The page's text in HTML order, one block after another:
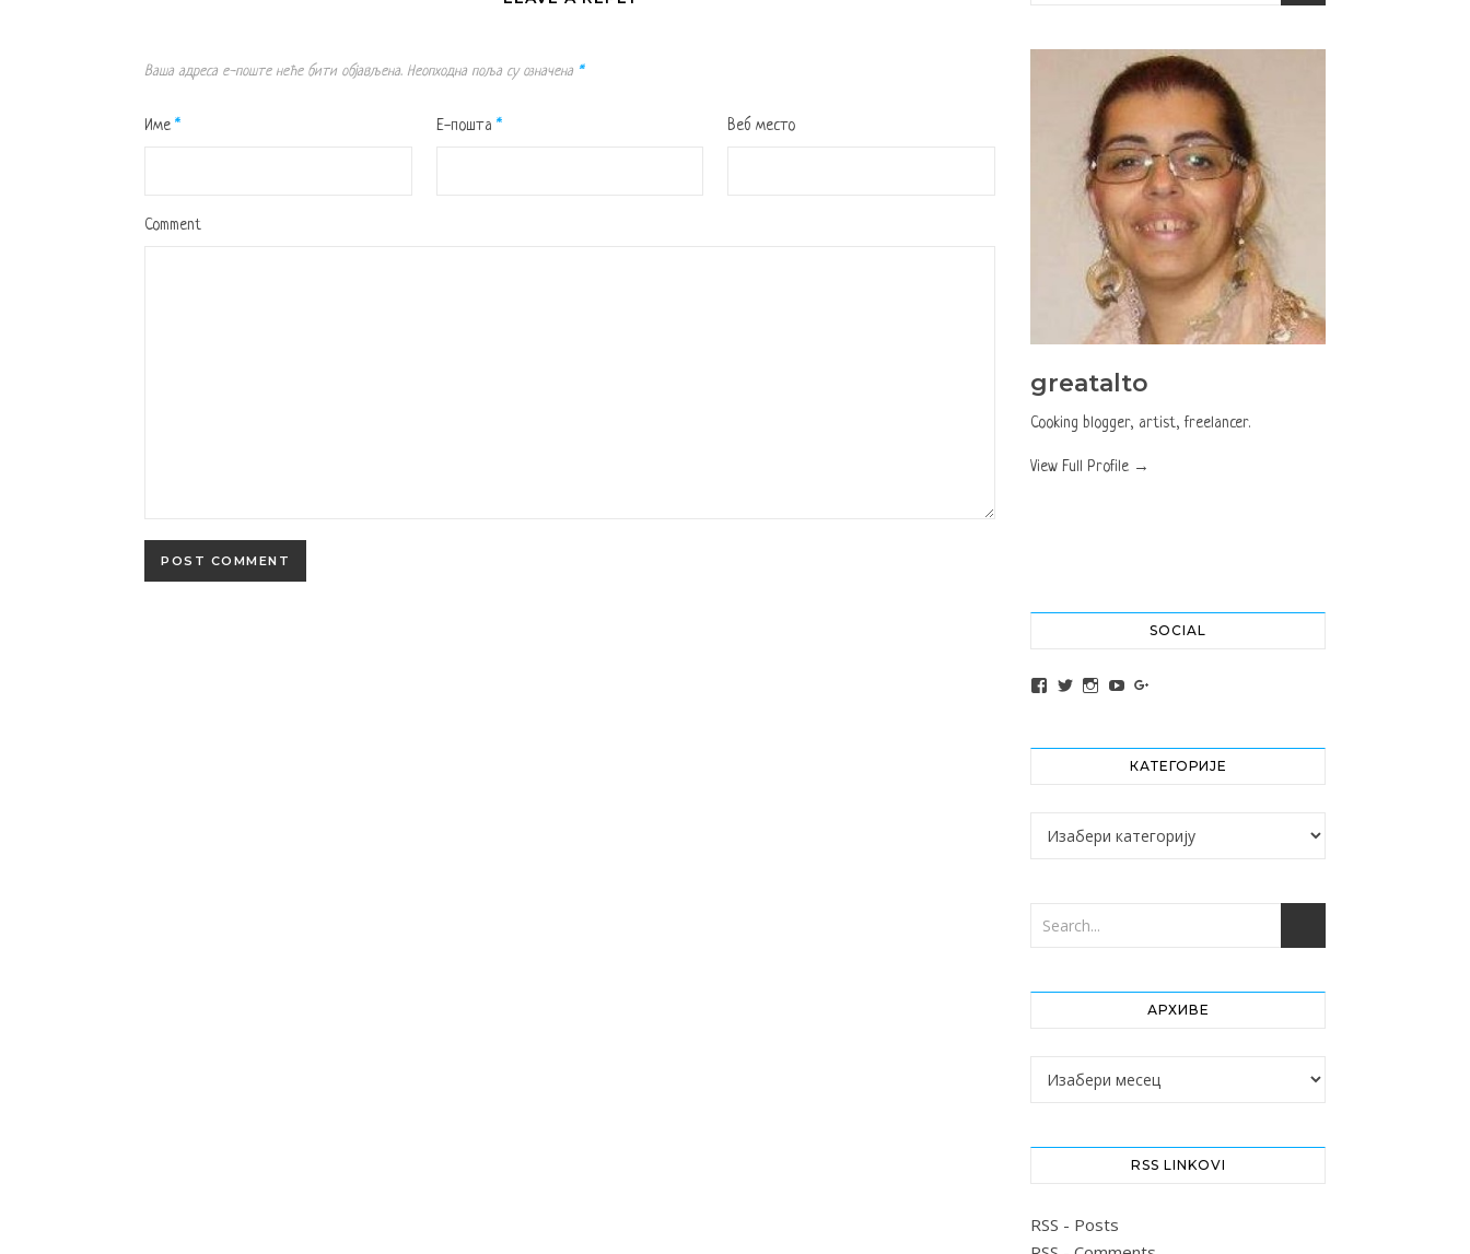
Ваша адреса е-поште неће бити објављена. Неопходна поља су означена *
Име * Е-пошта * Веб место
Comment
greatalto
Cooking blogger, artist, freelancer.
View Full Profile →
SOCIAL
View altochef’s profile on Facebook
View jovancica73’s profile on Twitter
View jovancica73’s profile on Instagram
View jovancica73’s profile on YouTube
КАТЕГОРИЈЕ
Категорије
АРХИВЕ
Архиве
RSS LINKOVI
RSS - Posts